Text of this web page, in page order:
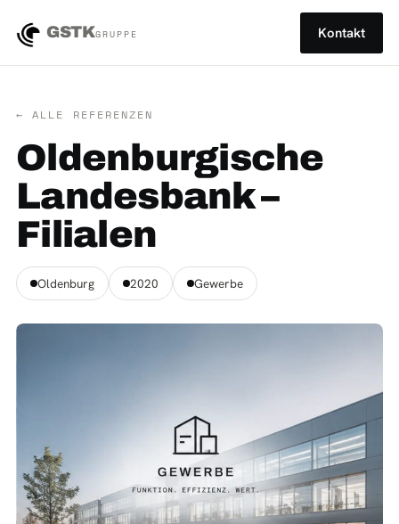
GSTKGRUPPE Kontakt
← ALLE REFERENZEN
Oldenburgische
Landesbank –
Filialen
Oldenburg 2020 Gewerbe